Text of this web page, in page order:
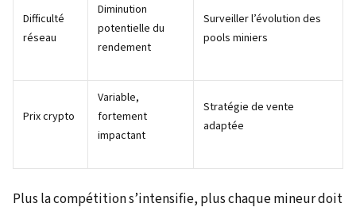
Difficulté
réseau
Diminution
potentielle du
rendement
Surveiller l’évolution des
pools miniers
Prix crypto
Variable,
fortement
impactant
Stratégie de vente
adaptée
Plus la compétition s’intensifie, plus chaque mineur doit